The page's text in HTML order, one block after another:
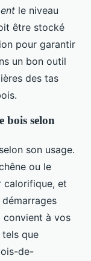
le niveau
être stocké
pour garantir
un bon outil
des tas
bois selon
son usage.
ou le
calorifique, et
convient à vos
que
de-